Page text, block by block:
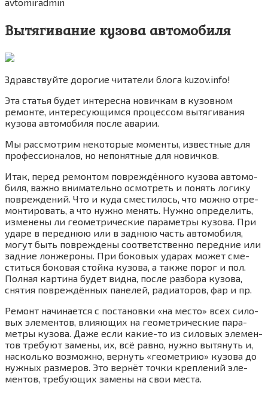
Вытягивание кузова автомобиля
Здрав­ствуй­те доро­гие чита­те­ли бло­га kuzov.info!
Эта ста­тья будет инте­рес­на нович­кам в кузов­ном
ремон­те, инте­ре­су­ю­щим­ся про­цес­сом вытя­ги­ва­ния
кузо­ва авто­мо­би­ля после аварии.
Мы рас­смот­рим неко­то­рые момен­ты, извест­ные для
про­фес­си­о­на­лов, но непо­нят­ные для новичков.
Итак, перед ремон­том повре­ждён­но­го кузо­ва авто­мо­
би­ля, важ­но вни­ма­тель­но осмот­реть и понять логи­ку
повре­жде­ний. Что и куда сме­сти­лось, что мож­но отре­
мон­ти­ро­вать, а что нуж­но менять. Нуж­но опре­де­лить,
изме­не­ны ли гео­мет­ри­че­ские пара­мет­ры кузо­ва. При
уда­ре в перед­нюю или в зад­нюю часть авто­мо­би­ля,
могут быть повре­жде­ны соот­вет­ствен­но перед­ние или
зад­ние лон­же­ро­ны. При боко­вых уда­рах может сме­
стить­ся боко­вая стой­ка кузо­ва, а так­же порог и пол.
Пол­ная кар­ти­на будет вид­на, после раз­бо­ра кузо­ва,
сня­тия повре­ждён­ных пане­лей, ради­а­то­ров, фар и пр.
Ремонт начи­на­ет­ся с поста­нов­ки «на место» всех сило­
вых эле­мен­тов, вли­я­ю­щих на гео­мет­ри­че­ские пара­
мет­ры кузо­ва. Даже если какие-то из сило­вых эле­мен­
тов тре­бу­ют заме­ны, их, всё рав­но, нуж­но вытя­нуть и,
насколь­ко воз­мож­но, вер­нуть «гео­мет­рию» кузо­ва до
нуж­ных раз­ме­ров. Это вер­нёт точ­ки креп­ле­ний эле­
мен­тов, тре­бу­ю­щих заме­ны на свои места.